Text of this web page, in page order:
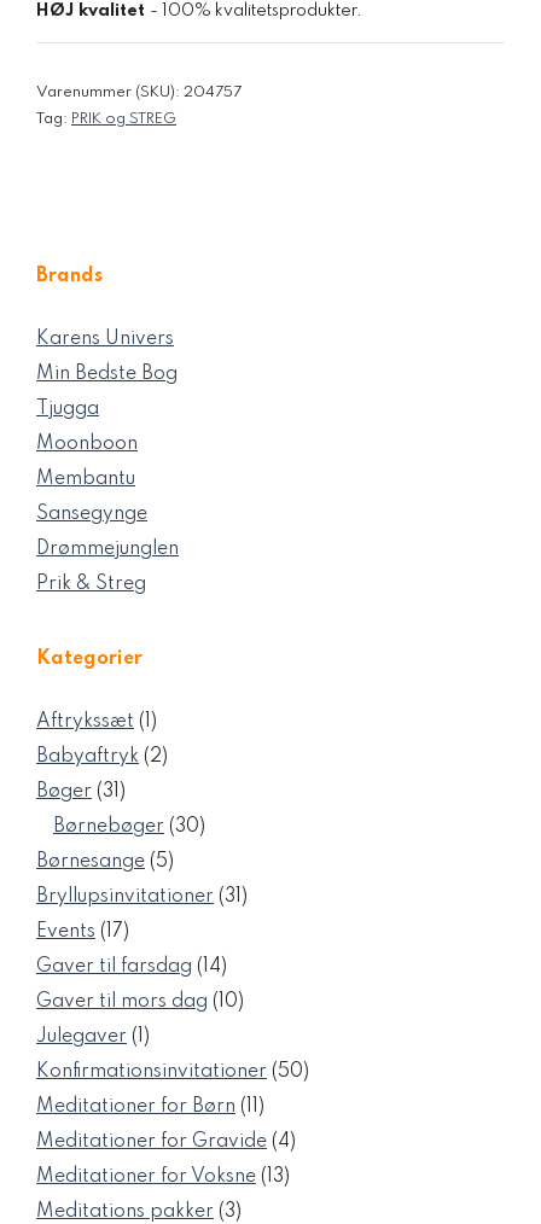
HØJ kvalitet - 100% kvalitetsprodukter.
Varenummer (SKU): 204757
Tag: PRIK og STREG
Brands
Karens Univers
Min Bedste Bog
Tjugga
Moonboon
Membantu
Sansegynge
Drømmejunglen
Prik & Streg
Kategorier
Aftrykssæt 11
vare
Babyaftryk 22
Bøger 3131
varer
Børnebøger 3030
Børnesange 55
varer
Bryllupsinvitationer 3131
Events 1717
varer
Gaver til farsdag 1414
varer
Gaver til mors dag 1010
Julegaver 11
vare
Konfirmationsinvitationer 5050
Meditationer for Børn 1111
varer
Meditationer for Gravide 44
Meditationer for Voksne 1313
Meditations pakker 33